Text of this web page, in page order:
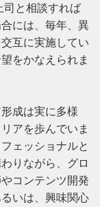
司と相談すれば
には、毎年、異
互に実施してい
をかなえられま
成は実に多様
アを歩んでいま
ェッショナルと
りながら、グロ
コンテンツ開発
いは、興味関心